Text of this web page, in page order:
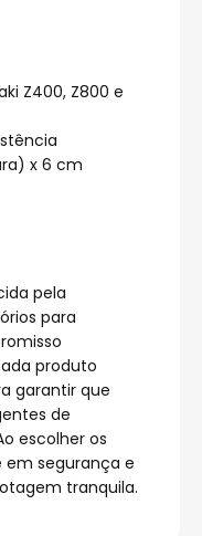
Z400, Z800 e
x 6 cm
pela
para
produto
garantir que
de
escolher os
em segurança e
tranquila.